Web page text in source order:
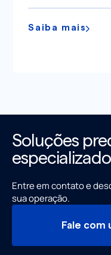
Saiba mais
Soluções
Entre em contato e
sua operação.
Fale com